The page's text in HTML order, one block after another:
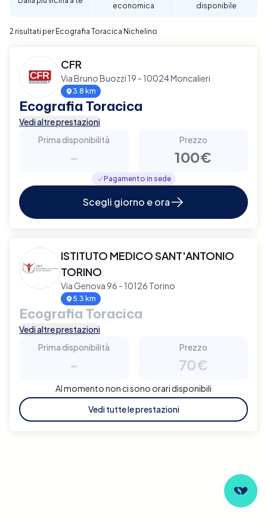
economica
disponibile
2 risultati per Ecografia Toracica Nichelino
CFR
Via Bruno Buozzi 19 - 10024 Moncalieri
3.8 km
Ecografia Toracica
Vedi altre prestazioni
Prima disponibilità
-
Prezzo
100€
Pagamento in sede
Scegli giorno e ora
ISTITUTO MEDICO SANT'ANTONIO
TORINO
Via Genova 96 - 10126 Torino
5.3 km
Ecografia Toracica
Vedi altre prestazioni
Prima disponibilità
-
Prezzo
70€
Al momento non ci sono orari disponibili
Vedi tutte le prestazioni